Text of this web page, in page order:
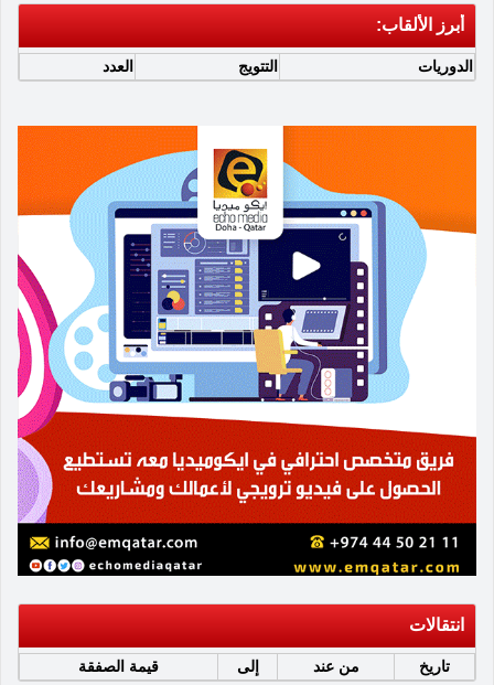
أبرز الألقاب:
الدوريات التتويج العدد
انتقالات
تاريخ من عند إلى قيمة الصفقة